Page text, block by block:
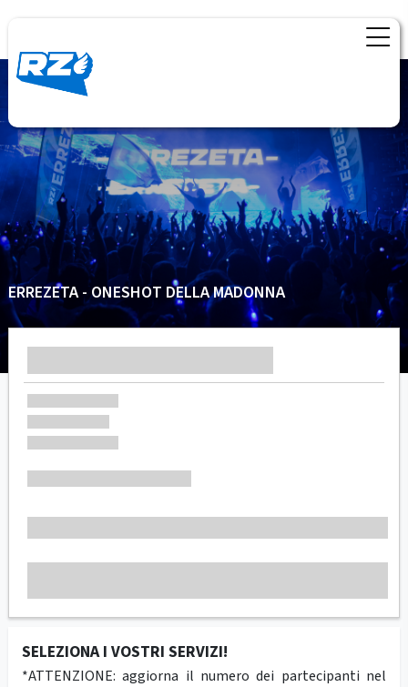
ERREZETA - ONESHOT DELLA MADONNA
SELEZIONA I VOSTRI SERVIZI!
*ATTENZIONE: aggiorna il numero dei partecipanti nel